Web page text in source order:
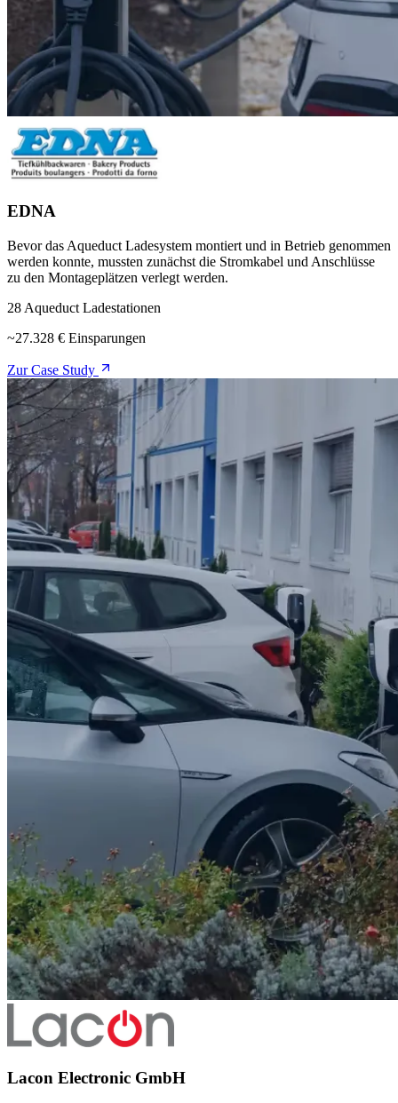
EDNA
Bevor das Aqueduct Ladesystem montiert und in Betrieb genommen
werden konnte, mussten zunächst die Stromkabel und Anschlüsse
zu den Montageplätzen verlegt werden.
28 Aqueduct Ladestationen
~27.328 € Einsparungen
Zur Case Study
Lacon Electronic GmbH